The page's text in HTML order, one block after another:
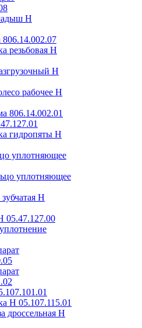
Н
806.14.002.07
резьбовая Н
Н
рабочее Н
806.14.002.01
гидропяты Н
уплотняющее
уплотняющее
Н
05.47.127.00
Н 05.107.115.01
дроссельная Н